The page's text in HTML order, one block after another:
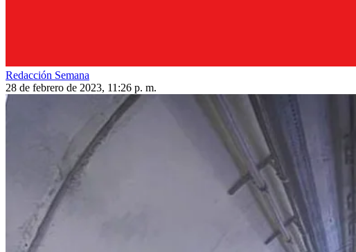
Redacción Semana
28 de febrero de 2023, 11:26 p. m.